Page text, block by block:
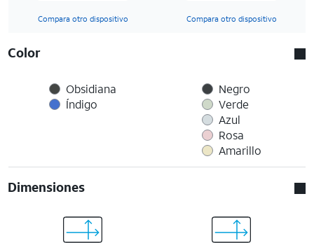
Compara otro dispositivo Compara otro dispositivo
Color
Obsidiana
Índigo
Negro
Verde
Azul
Rosa
Amarillo
Dimensiones